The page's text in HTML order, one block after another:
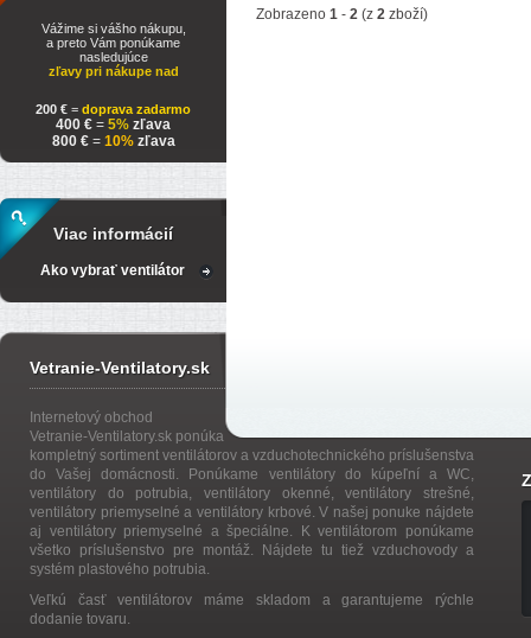
Vážime si vášho nákupu,
a preto Vám ponúkame
nasledujúce
zľavy pri nákupe nad
200 € = doprava zadarmo
400 € = 5% zľava
800 €= 10% zľava
Viac informácií
Ako vybrať ventilátor
Zobrazeno 1 - 2 (z 2 zboží)
Vetranie-Ventilatory.sk
Internetový obchod
Vetranie-Ventilatory.sk ponúka
kompletný sortiment ventilátorov a vzduchotechnického príslušenstva
do Vašej domácnosti. Ponúkame ventilátory do kúpeľní a WC,
ventilátory do potrubia, ventilátory okenné, ventilátory strešné,
ventilátory priemyselné a ventilátory krbové. V našej ponuke nájdete
aj ventilátory priemyselné a špeciálne. K ventilátorom ponúkame
všetko príslušenstvo pre montáž. Nájdete tu tiež vzduchovody a
systém plastového potrubia.
Veľkú časť ventilátorov máme skladom a garantujeme rýchle
dodanie tovaru.